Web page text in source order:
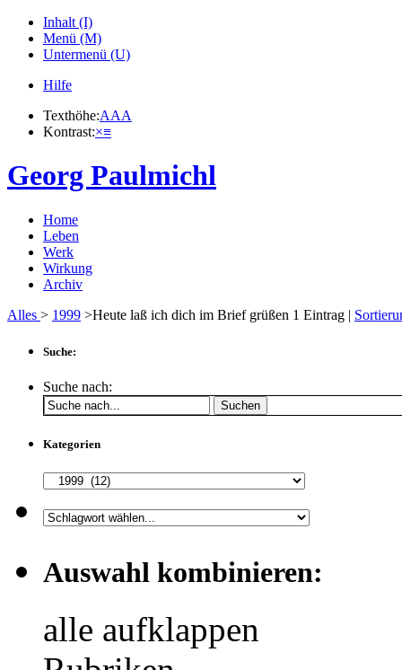
Inhalt (I)
Menü (M)
Untermenü (U)
Hilfe
Texthöhe:AAA
Kontrast:×≡
Georg Paulmichl
Home
Leben
Werk
Wirkung
Archiv
Alles > 1999 >Heute laß ich dich im Brief grüßen 1 Eintrag |
Suche:
Suche nach:
Suchen
Kategorien
Auswahl kombinieren:
alle aufklappen